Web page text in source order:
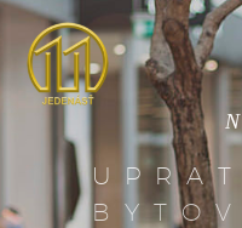
N
U P RAT
B YTOV